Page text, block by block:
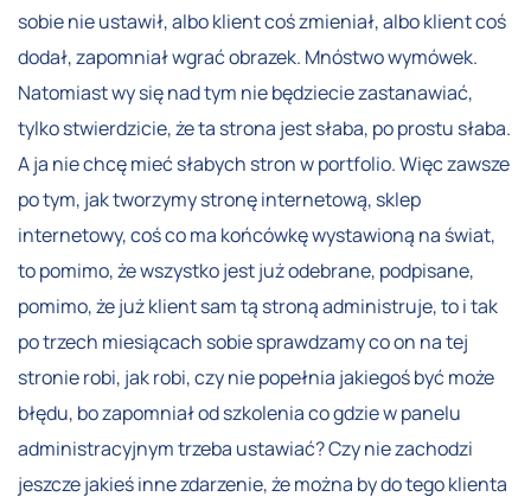
sobie nie ustawił, albo klient coś zmieniał, albo klient coś
dodał, zapomniał wgrać obrazek. Mnóstwo wymówek.
Natomiast wy się nad tym nie będziecie zastanawiać,
tylko stwierdzicie, że ta strona jest słaba, po prostu słaba.
A ja nie chcę mieć słabych stron w portfolio. Więc zawsze
po tym, jak tworzymy stronę internetową, sklep
internetowy, coś co ma końcówkę wystawioną na świat,
to pomimo, że wszystko jest już odebrane, podpisane,
pomimo, że już klient sam tą stroną administruje, to i tak
po trzech miesiącach sobie sprawdzamy co on na tej
stronie robi, jak robi, czy nie popełnia jakiegoś być może
błędu, bo zapomniał od szkolenia co gdzie w panelu
administracyjnym trzeba ustawiać? Czy nie zachodzi
jeszcze jakieś inne zdarzenie, że można by do tego klienta